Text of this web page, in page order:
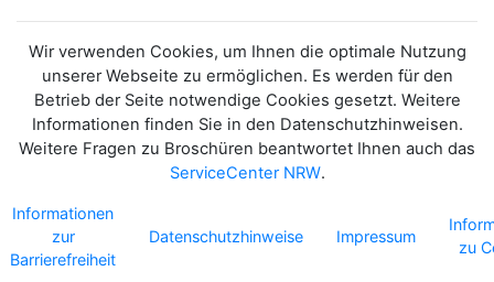
Wir verwenden Cookies, um Ihnen die optimale Nutzung
unserer Webseite zu ermöglichen. Es werden für den
Betrieb der Seite notwendige Cookies gesetzt. Weitere
Informationen finden Sie in den Datenschutzhinweisen.
Weitere Fragen zu Broschüren beantwortet Ihnen auch das
ServiceCenter NRW.
Informationen
zur
Barrierefreiheit
Datenschutzhinweise Impressum
zu